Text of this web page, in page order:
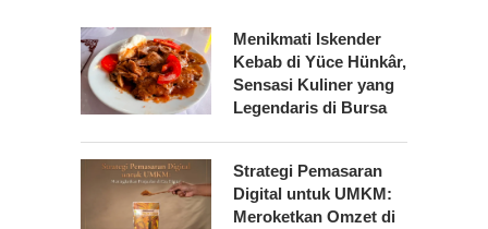
Menikmati Iskender
Kebab di Yüce Hünkâr,
Sensasi Kuliner yang
Legendaris di Bursa
Strategi Pemasaran
Digital untuk UMKM:
Meroketkan Omzet di